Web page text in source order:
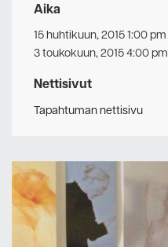
Aika
15 huhtikuun, 2015 1:00 pm
3 toukokuun, 2015 4:00 pm
Nettisivut
Tapahtuman nettisivu